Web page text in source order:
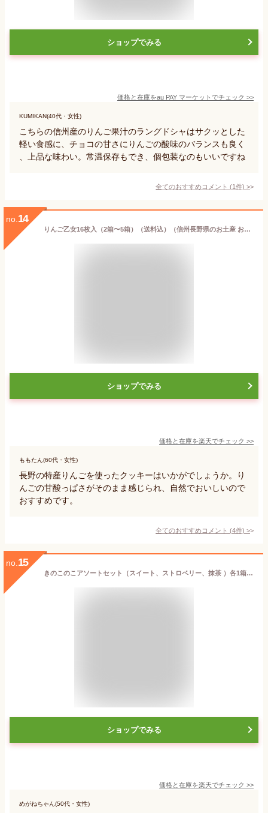
ショップでみる
価格と在庫をau PAY マーケット でチェック >>
KUMIKAN(40代・女性)
こちらの信州産のりんご果汁のラングドシャはサクッとした
軽い食感に、チョコの甘さにりんごの酸味のバランスも良く
、上品な味わい。常温保存もでき、個包装なのもいいですね
全てのおすすめコメント (1件) >
no. 14
りんご乙女16枚入（2箱〜5箱）（送料込）（信州長野県のお土産 お菓子 お取り寄せ スイーツ おみやげ 林檎せんべい 林檎煎餅 クッキー）
ショップでみる
価格と在庫を楽天でチェック >>
ももたん(60代・女性)
長野の特産りんごを使ったクッキーはいかがでしょうか。り
んごの甘酸っぱさがそのまま感じられ、自然でおいしいので
おすすめです。
全てのおすすめコメント (4件) >
no. 15
きのこのこアソートセット（スイート、ストロベリー、抹茶 ）各1箱 3点セットアソートバレンタインデー ホワイトデー ショコラクッキー 信州 長野 お土産 家庭用 かわいい おいしい きのこたけのこ お茶菓子 贈答 特産 ばらまき
ショップでみる
価格と在庫を楽天でチェック >>
めがねちゃん(50代・女性)